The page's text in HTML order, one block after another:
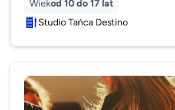
Wiekod 10 do 17 lat
Studio Tańca Destino